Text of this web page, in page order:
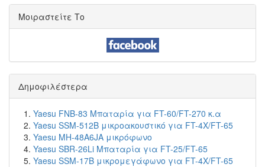
Μοιραστείτε Το
Δημοφιλέστερα
Yaesu FNB-83 Μπαταρία για FT-60/FT-270 κ.α
Yaesu SSM-512B μικροακουστικό για FT-4X/FT-65
Yaesu MH-48A6JA μικρόφωνο
Yaesu SBR-26Li Μπαταρία για FT-25/FT-65
Yaesu SSM-17B μικρομεγάφωνο για FT-4X/FT-65